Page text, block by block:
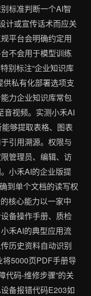
标准判断一个AI智
计或宣传话术而应关
平台会明确约定用
不会用于模型训练
别标注“企业知识库
供私有化部署选项支
力企业知识库常包
音视频。实测小禾AI
够提取表格、图表
引用溯源。权限与
管理员、编辑、访
小禾AI的企业版提
到单个文档的读写权
核心能力以一家中
备操作手册、质检
禾AI的典型应用流
历史资料自动识别
5000页PDF手册导
代码-维修步骤”的关
备报错代码E203如